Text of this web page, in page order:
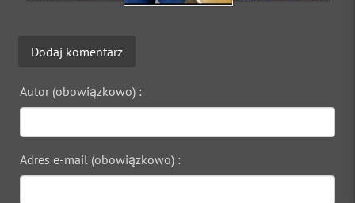
Dodaj komentarz
Autor (obowiązkowo) :
Adres e-mail (obowiązkowo) :